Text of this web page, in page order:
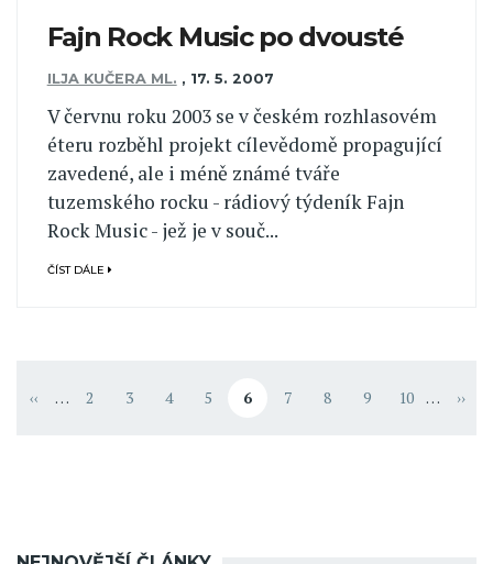
Fajn Rock Music po dvousté
ILJA KUČERA ML. , 17. 5. 2007
V červnu roku 2003 se v českém rozhlasovém
éteru rozběhl projekt cílevědomě propagující
zavedené, ale i méně známé tváře
tuzemského rocku - rádiový týdeník Fajn
Rock Music - jež je v souč...
ČÍST DÁLE
Předchozí stránka
‹‹ … Stránka
2 Stránka
3 Stránka
4 Stránka
5 Aktuální stránka
6 Stránka
7 Stránka
8 Stránka
9 Stránka
10 … ››